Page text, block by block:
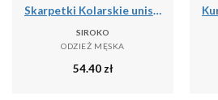
Skarpetki Kolarskie unisex SIROKO S1 Grey Saas
SIROKO
ODZIEŻ MĘSKA
54.40 zł